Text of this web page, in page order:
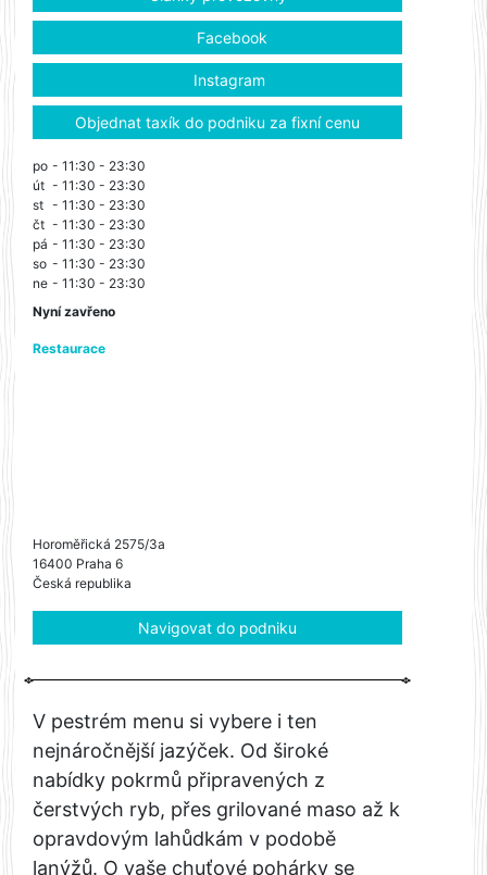
Facebook
Instagram
Objednat taxík do podniku za fixní cenu
po - 11:30 - 23:30
út - 11:30 - 23:30
st - 11:30 - 23:30
čt - 11:30 - 23:30
pá - 11:30 - 23:30
so - 11:30 - 23:30
ne - 11:30 - 23:30
Nyní zavřeno
Restaurace
Horoměřická 2575/3a
16400 Praha 6
Česká republika
Navigovat do podniku
V pestrém menu si vybere i ten
nejnáročnější jazýček. Od široké
nabídky pokrmů připravených z
čerstvých ryb, přes grilované maso až k
opravdovým lahůdkám v podobě
lanýžů. O vaše chuťové pohárky se